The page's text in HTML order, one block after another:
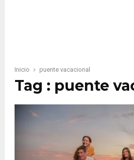
Inicio puente vacacional
Tag : puente